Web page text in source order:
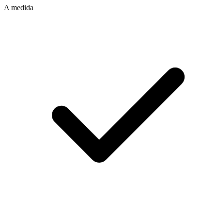
A medida